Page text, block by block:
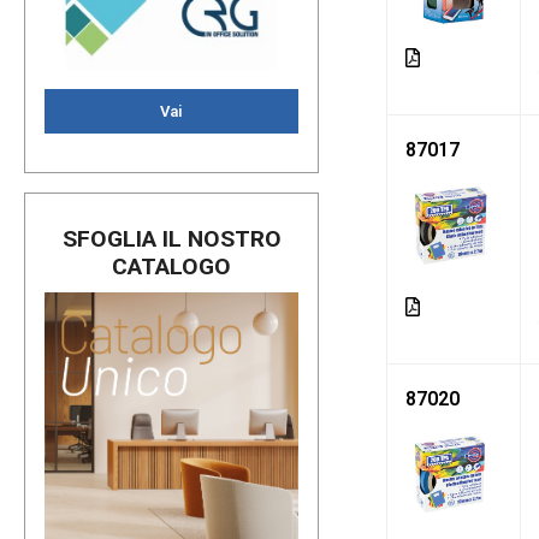
Vai
SFOGLIA IL NOSTRO
CATALOGO
87017
87020